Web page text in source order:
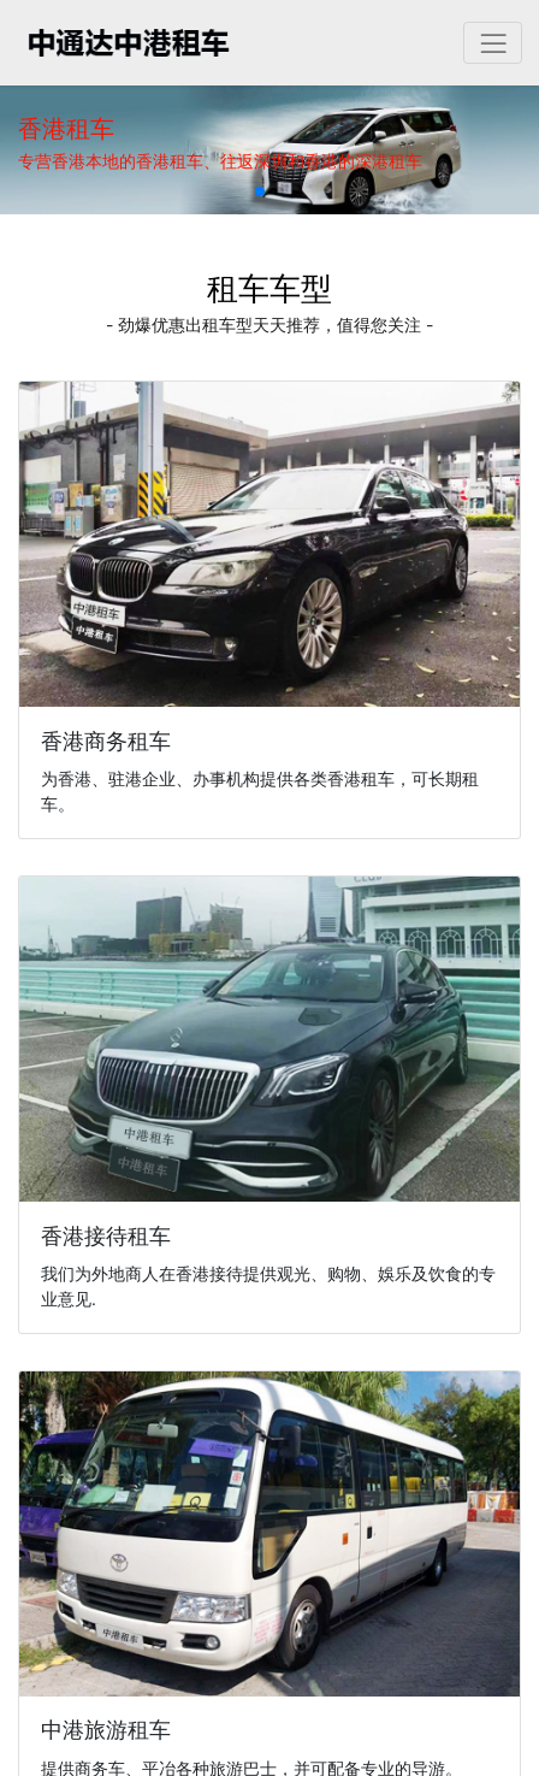
香港租车
专营香港本地的香港租车、往返深圳和香港的深港租车
租车车型
- 劲爆优惠出租车型天天推荐，值得您关注 -
香港商务租车
为香港、驻港企业、办事机构提供各类香港租车，可长期租
车。
香港接待租车
我们为外地商人在香港接待提供观光、购物、娛乐及饮食的专
业意见.
中港旅游租车
提供商务车、平冶各种旅游巴士，并可配备专业的导游。